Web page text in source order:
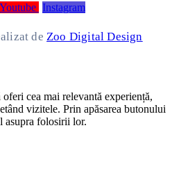
Youtube Instagram
deZoo Digital Design
cea mai relevantă experiență,
vizitele. Prin apăsarea butonului
asupra folosirii lor.